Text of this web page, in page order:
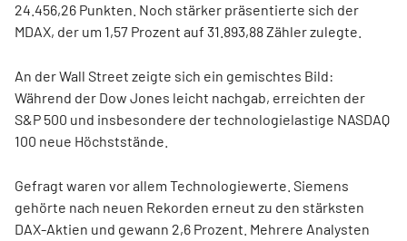
24.456,26 Punkten. Noch stärker präsentierte sich der
MDAX, der um 1,57 Prozent auf 31.893,88 Zähler zulegte.
An der Wall Street zeigte sich ein gemischtes Bild:
Während der Dow Jones leicht nachgab, erreichten der
S&P 500 und insbesondere der technologielastige NASDAQ
100 neue Höchststände.
Gefragt waren vor allem Technologiewerte. Siemens
gehörte nach neuen Rekorden erneut zu den stärksten
DAX-Aktien und gewann 2,6 Prozent. Mehrere Analysten